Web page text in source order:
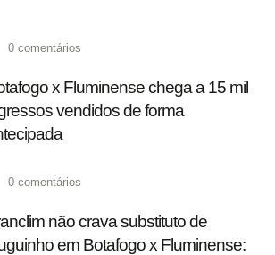
0 comentários
x Fluminense chega a 15 mil
vendidos de forma
0 comentários
não crava substituto de
em Botafogo x Fluminense: